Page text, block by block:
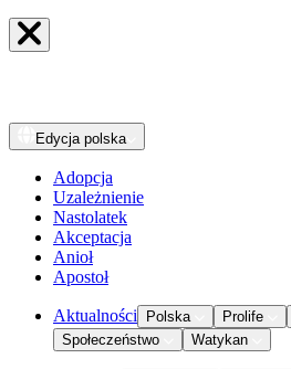
Edycja polska
Adopcja
Uzależnienie
Nastolatek
Akceptacja
Anioł
Apostoł
Aktualności Polska Prolife
Społeczeństwo
Watykan